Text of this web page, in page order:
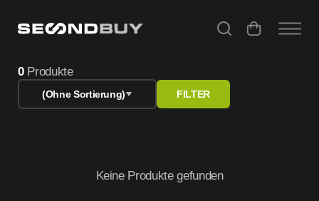
0Produkte
(Ohne Sortierung) FILTER
Keine Produkte gefunden